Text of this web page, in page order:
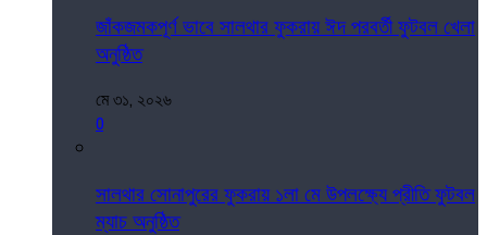
জাঁকজমকপূর্ণ ভাবে সালথার ফুকরায় ঈদ পরবর্তী ফুটবল খেলা
অনুষ্ঠিত
মে ৩১, ২০২৬
0
সালথার সোনাপুরের ফুকরায় ১লা মে উপলক্ষ্যে প্রীতি ফুটবল
ম্যাচ অনুষ্ঠিত